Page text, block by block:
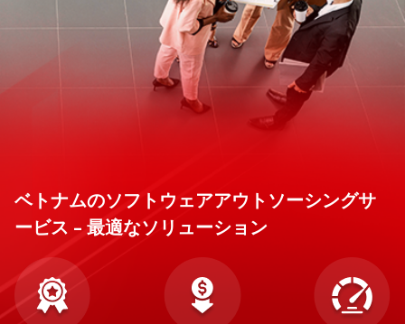
ベトナムのソフトウェアアウトソーシングサ
ービス – 最適なソリューション